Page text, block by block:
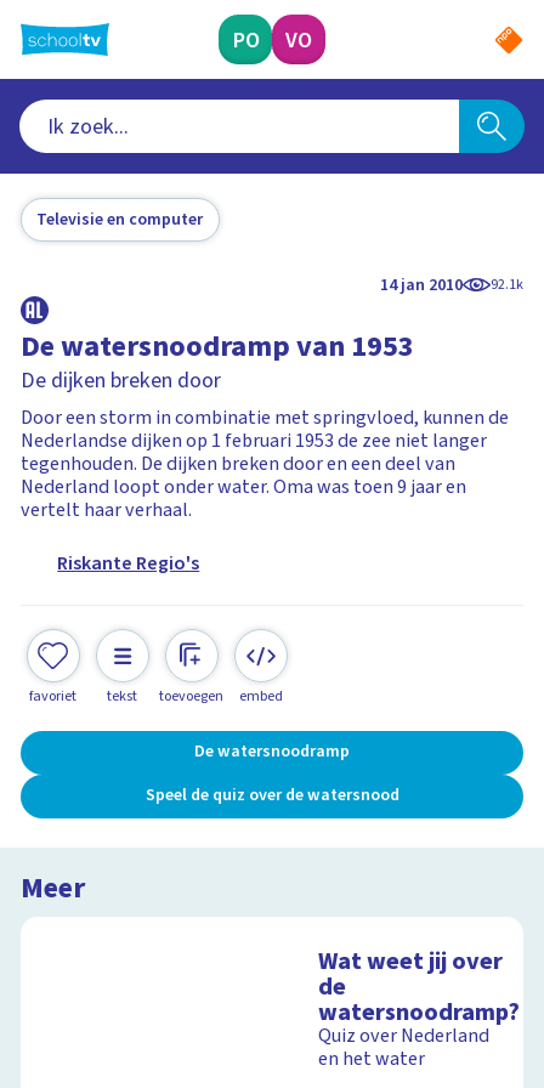
naar
hoofdinhoud
PO VO
Televisie en computer
14 jan 2010 92.1k
De watersnoodramp van 1953
De dijken breken door
Door een storm in combinatie met springvloed, kunnen de
Nederlandse dijken op 1 februari 1953 de zee niet langer
tegenhouden. De dijken breken door en een deel van
Nederland loopt onder water. Oma was toen 9 jaar en
vertelt haar verhaal.
Riskante Regio's
favoriet tekst toevoegen embed
De watersnoodramp
Speel de quiz over de watersnood
Meer
Wat weet jij over
de
watersnoodramp?
Quiz over Nederland
en het water